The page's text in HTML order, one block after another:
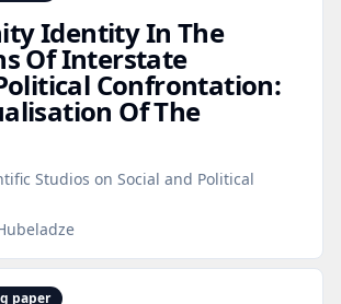
Identity In The
Of Interstate
Confrontation:
Of The
Studios on Social and Political
paper